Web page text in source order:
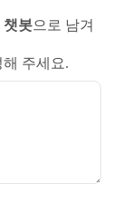
챗봇으로 남겨
주세요.